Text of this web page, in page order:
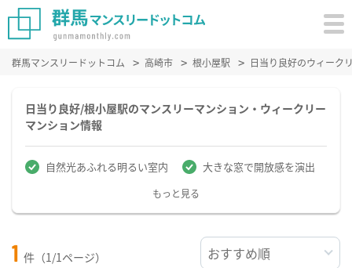
群馬マンスリードットコム 高崎市 根小屋駅 日当り良好のウィーク
日当り良好/根小屋駅のマンスリーマンション・ウィークリー
マンション情報
自然光あふれる明るい室内 大きな窓で開放感を演出
もっと見る
1 件（1/1ページ）